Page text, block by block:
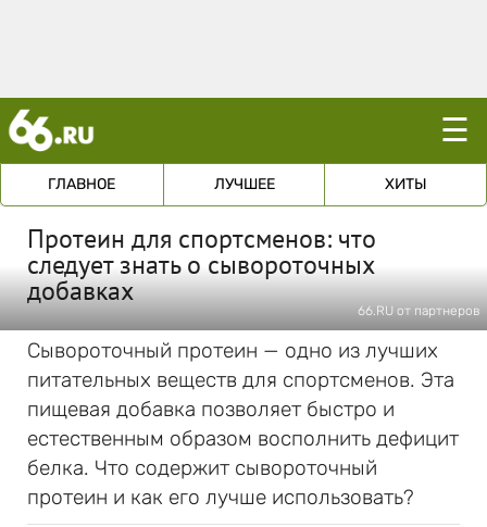
☰
ГЛАВНОЕ ЛУЧШЕЕ ХИТЫ
Протеин для спортсменов: что
следует знать о сывороточных
добавках
66.RU от партнеров
Сывороточный протеин — одно из лучших
питательных веществ для спортсменов. Эта
пищевая добавка позволяет быстро и
естественным образом восполнить дефицит
белка. Что содержит сывороточный
протеин и как его лучше использовать?